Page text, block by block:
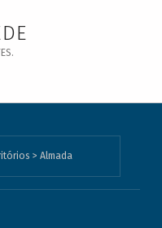
> Almada